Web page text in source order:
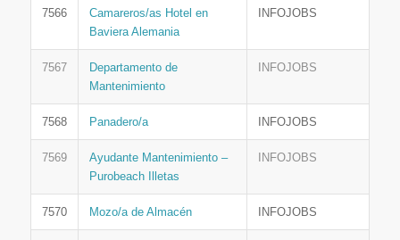
7566
Camareros/as Hotel en
Baviera Alemania
INFOJOBS
7567
Departamento de
Mantenimiento
INFOJOBS
7568 Panadero/a INFOJOBS
7569
Ayudante Mantenimiento –
Purobeach Illetas
INFOJOBS
7570 Mozo/a de Almacén INFOJOBS